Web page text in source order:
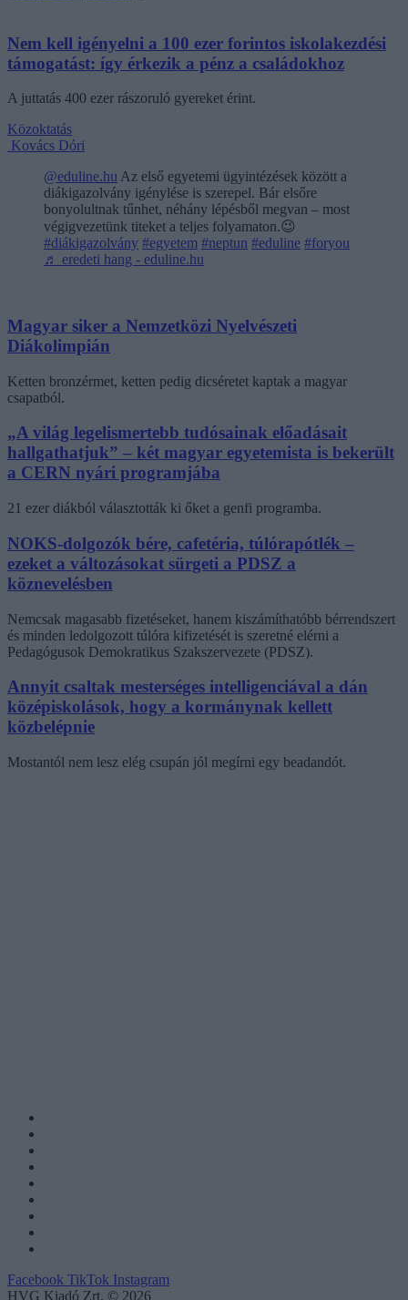
Nem kell igényelni a 100 ezer forintos iskolakezdési
támogatást: így érkezik a pénz a családokhoz
A juttatás 400 ezer rászoruló gyereket érint.
Közoktatás
Kovács Dóri
@eduline.hu Az első egyetemi ügyintézések között a
diákigazolvány igénylése is szerepel. Bár elsőre
bonyolultnak tűnhet, néhány lépésből megvan – most
végigvezetünk titeket a teljes folyamaton.😉
#diákigazolvány #egyetem #neptun #eduline #foryou
♬ eredeti hang - eduline.hu
Magyar siker a Nemzetközi Nyelvészeti
Diákolimpián
Ketten bronzérmet, ketten pedig dicséretet kaptak a magyar
csapatból.
„A világ legelismertebb tudósainak előadásait
hallgathatjuk” – két magyar egyetemista is bekerült
a CERN nyári programjába
21 ezer diákból választották ki őket a genfi programba.
NOKS-dolgozók bére, cafetéria, túlórapótlék –
ezeket a változásokat sürgeti a PDSZ a
köznevelésben
Nemcsak magasabb fizetéseket, hanem kiszámíthatóbb bérrendszert
és minden ledolgozott túlóra kifizetését is szeretné elérni a
Pedagógusok Demokratikus Szakszervezete (PDSZ).
Annyit csaltak mesterséges intelligenciával a dán
középiskolások, hogy a kormánynak kellett
közbelépnie
Mostantól nem lesz elég csupán jól megírni egy beadandót.
Facebook TikTok Instagram
HVG Kiadó Zrt. © 2026